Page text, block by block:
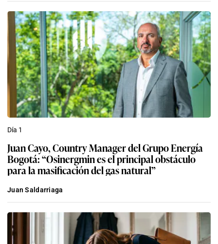
Día 1
Juan Cayo, Country Manager del Grupo Energía
Bogotá: “Osinergmin es el principal obstáculo
para la masificación del gas natural”
Juan Saldarriaga